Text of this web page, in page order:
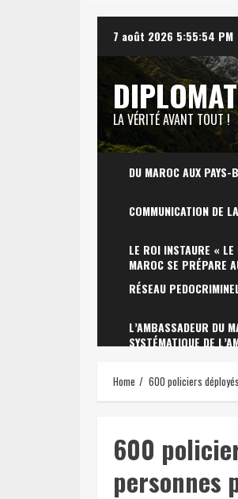
content
7 août 2026 5:55:55 PM
LA VÉRITÉ AVANT TOUT !
DU MAROC AUX
COMMUNICATION DE
LE ROI INSTAURE « LE
MAROC SE PRÉPARE
RÉSEAU
L’AMBASSADEUR DU
SYSTÉMATIQUE DE
Home 600 policiers
600
personnes